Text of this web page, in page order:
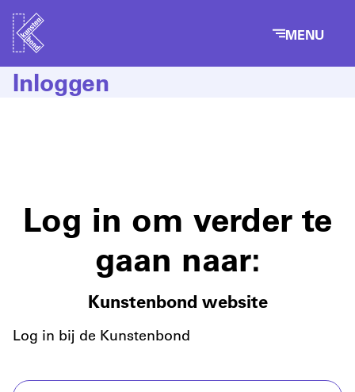
MENU
Inloggen
Log in om verder te
gaan naar:
Kunstenbond website
Log in bij de Kunstenbond